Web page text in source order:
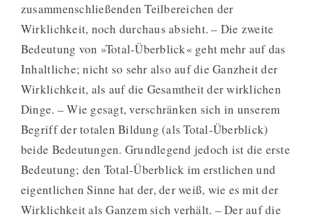
zusammenschließenden Teilbereichen der
Wirklichkeit, noch durchaus absieht. – Die zweite
Bedeutung von »Total-Überblick« geht mehr auf das
Inhaltliche; nicht so sehr also auf die Ganzheit der
Wirklichkeit, als auf die Gesamtheit der wirklichen
Dinge. – Wie gesagt, verschränken sich in unserem
Begriff der totalen Bildung (als Total-Überblick)
beide Bedeutungen. Grundlegend jedoch ist die erste
Bedeutung; den Total-Überblick im erstlichen und
eigentlichen Sinne hat der, der weiß, wie es mit der
Wirklichkeit als Ganzem sich verhält. – Der auf die